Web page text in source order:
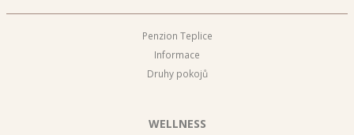
Penzion Teplice
Informace
Druhy pokojů
WELLNESS